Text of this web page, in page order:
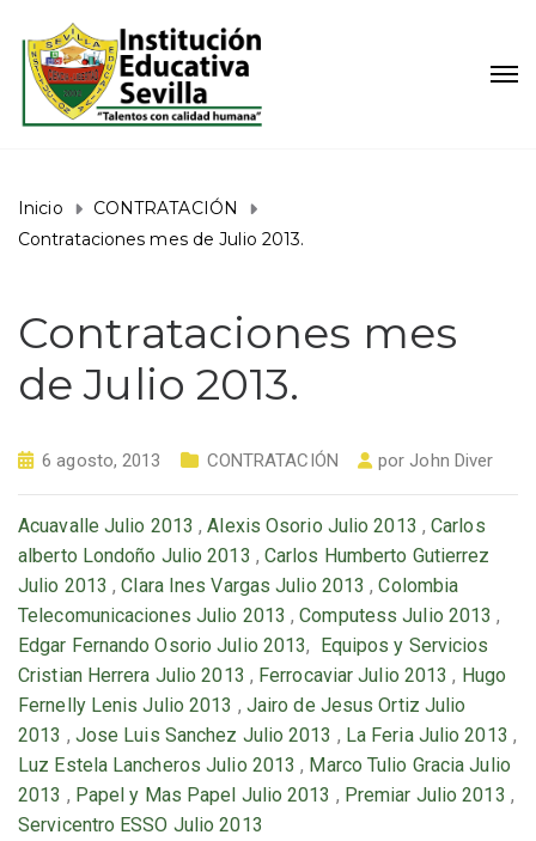
Inicio
CONTRATACIÓN
Contrataciones mes de Julio 2013.
Contrataciones mes
de Julio 2013.
6 agosto, 2013 CONTRATACIÓN porJohn Diver
Acuavalle Julio 2013 ,Alexis Osorio Julio 2013 ,Carlos
alberto Londoño Julio 2013 , Carlos Humberto Gutierrez
Julio 2013 ,Clara Ines Vargas Julio 2013 ,Colombia
Telecomunicaciones Julio 2013 ,Computess Julio 2013 ,
Edgar Fernando Osorio Julio 2013, Equipos y Servicios
Cristian Herrera Julio 2013 , Ferrocaviar Julio 2013 , Hugo
Fernelly Lenis Julio 2013 , Jairo de Jesus Ortiz Julio
2013 , Jose Luis Sanchez Julio 2013 , La Feria Julio 2013 ,
Luz Estela Lancheros Julio 2013 , Marco Tulio Gracia Julio
2013 , Papel y Mas Papel Julio 2013 , Premiar Julio 2013 ,
Servicentro ESSO Julio 2013